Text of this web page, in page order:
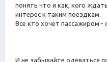
понять что и как, кого
интерес к таким поездкам.
Все кто хочет пассажиром -
И не забывайте одеваться